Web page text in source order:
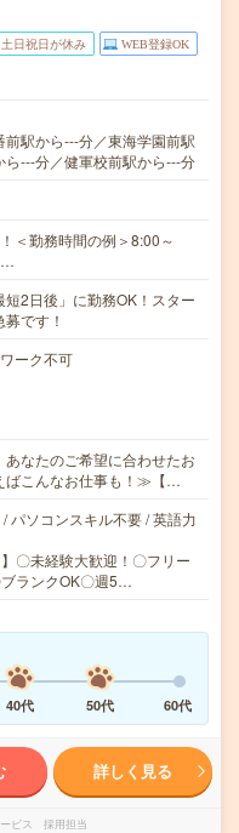
土日祝日が休み WEB登録OK
駅から---分／東海学園前駅
---分／健軍校前駅から---分
＜勤務時間の例＞8:00～
2日後」に勤務OK！スター
です！
ーク不可
なたのご希望に合わせたお
ばこんなお仕事も！≫【…
パソコンスキル不要 / 英語力
〇未経験大歓迎！〇フリー
ランクOK〇週5…
40代 50代 60代
詳しく見る
ビス 採用担当